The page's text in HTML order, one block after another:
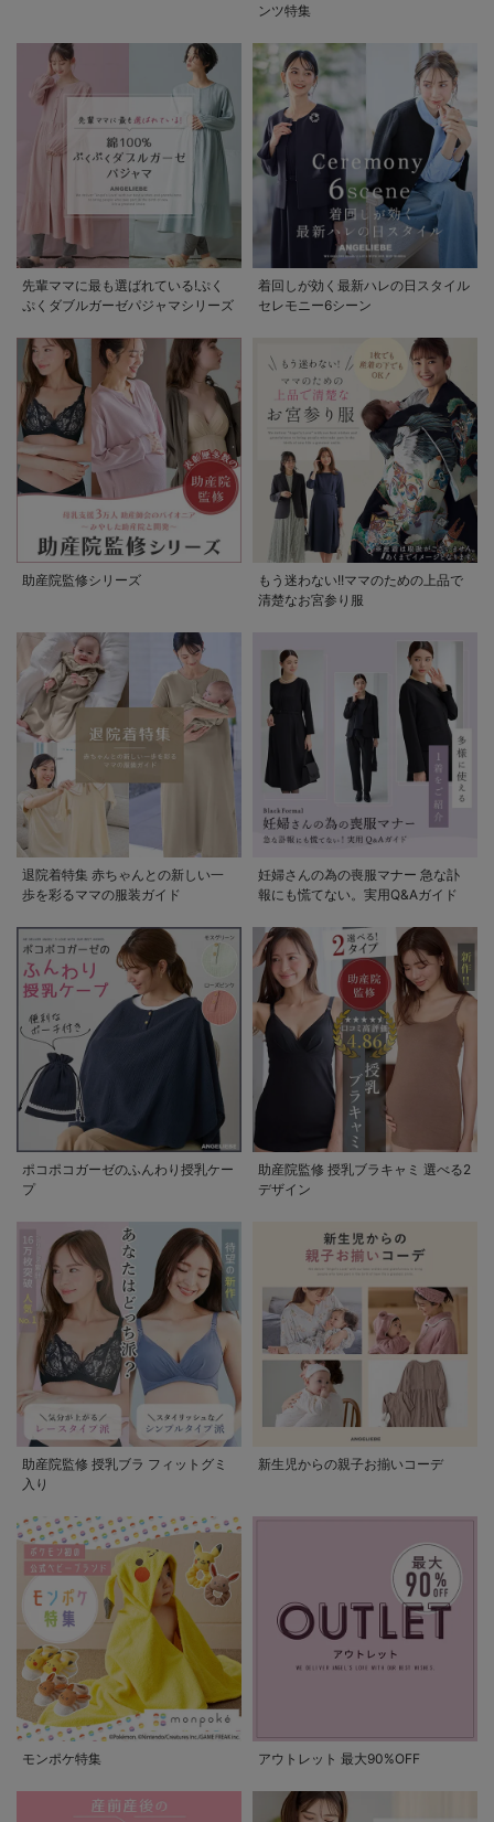
ンツ特集
先輩ママに最も選ばれている!ぷく
ぷくダブルガーゼパジャマシリーズ
着回しが効く最新ハレの日スタイル
セレモニー6シーン
助産院監修シリーズ
もう迷わない!!ママのための上品で
清楚なお宮参り服
退院着特集 赤ちゃんとの新しい一
歩を彩るママの服装ガイド
妊婦さんの為の喪服マナー 急な訃
報にも慌てない。実用Q&Aガイド
ポコポコガーゼのふんわり授乳ケー
プ
助産院監修 授乳ブラキャミ 選べる2
デザイン
助産院監修 授乳ブラ フィットグミ
入り
新生児からの親子お揃いコーデ
モンポケ特集 アウトレット 最大90%OFF